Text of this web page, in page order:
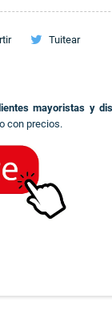
Tuitear
mayoristas y
con precios.